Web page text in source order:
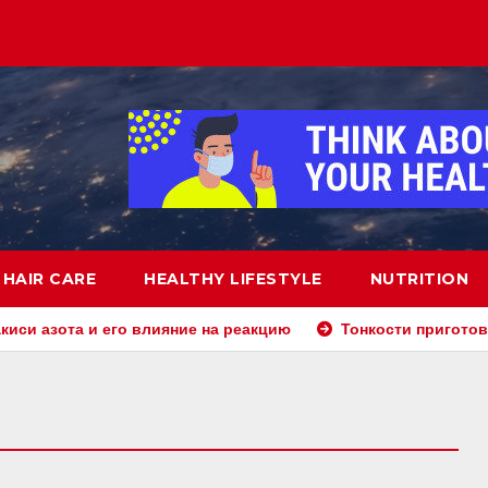
HAIR CARE HEALTHY LIFESTYLE NUTRITION
азота и его влияние на реакцию Тонкости